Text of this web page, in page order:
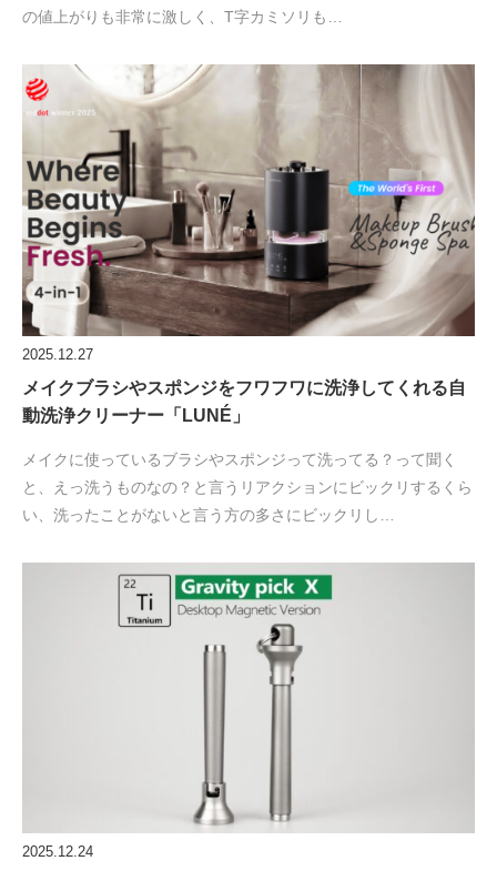
の値上がりも非常に激しく、T字カミソリも…
2025.12.27
メイクブラシやスポンジをフワフワに洗浄してくれる自
動洗浄クリーナー「LUNÉ」
メイクに使っているブラシやスポンジって洗ってる？って聞く
と、えっ洗うものなの？と言うリアクションにビックリするくら
い、洗ったことがないと言う方の多さにビックリし…
2025.12.24